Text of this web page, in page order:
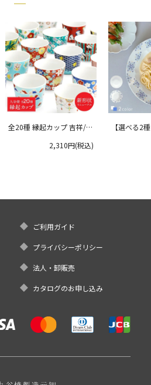
全20種 縁起カップ 吉祥/青
2,310円(税込)
【選べる2
ご利用ガイド
プライバシーポリシー
法人・卸販売
カタログのお申し込み